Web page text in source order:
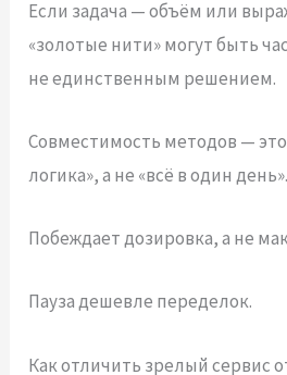
Если задача — объём или
«золотые нити» могут быть
не единственным решением.
Совместимость методов — это
логика», а не «всё в один день».
Побеждает дозировка, а не
Пауза дешевле переделок.
Как отличить зрелый сервис